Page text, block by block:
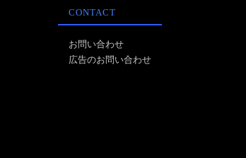
CONTACT
お問い合わせ
広告のお問い合わせ